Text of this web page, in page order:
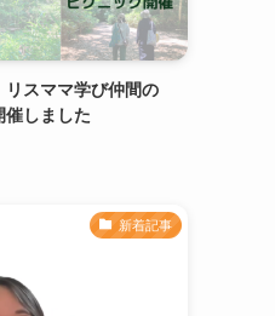
リスママ学び仲間の
催しました
新着記事